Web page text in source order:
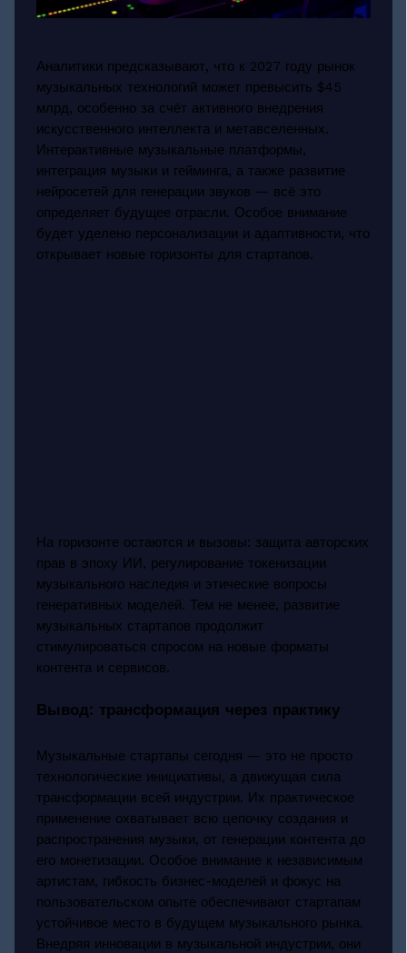
Аналитики предсказывают, что к 2027 году рынок
музыкальных технологий может превысить $45
млрд, особенно за счёт активного внедрения
искусственного интеллекта и метавселенных.
Интерактивные музыкальные платформы,
интеграция музыки и гейминга, а также развитие
нейросетей для генерации звуков — всё это
определяет будущее отрасли. Особое внимание
будет уделено персонализации и адаптивности, что
открывает новые горизонты для стартапов.
На горизонте остаются и вызовы: защита авторских
прав в эпоху ИИ, регулирование токенизации
музыкального наследия и этические вопросы
генеративных моделей. Тем не менее, развитие
музыкальных стартапов продолжит
стимулироваться спросом на новые форматы
контента и сервисов.
Вывод: трансформация через практику
Музыкальные стартапы сегодня — это не просто
технологические инициативы, а движущая сила
трансформации всей индустрии. Их практическое
применение охватывает всю цепочку создания и
распространения музыки, от генерации контента до
его монетизации. Особое внимание к независимым
артистам, гибкость бизнес-моделей и фокус на
пользовательском опыте обеспечивают стартапам
устойчивое место в будущем музыкального рынка.
Внедряя инновации в музыкальной индустрии, они